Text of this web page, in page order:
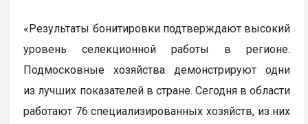
«Результаты бонитировки подтверждают высокий
уровень селекционной работы в регионе.
Подмосковные хозяйства демонстрируют одни
из лучших показателей в стране. Сегодня в области
работают 76 специализированных хозяйств, из них